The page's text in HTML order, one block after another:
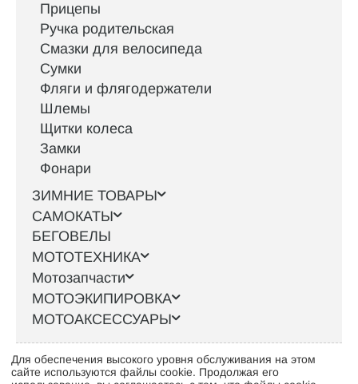
Прицепы
Ручка родительская
Смазки для велосипеда
Сумки
Фляги и флягодержатели
Шлемы
Щитки колеса
Замки
Фонари
ЗИМНИЕ ТОВАРЫ
САМОКАТЫ
БЕГОВЕЛЫ
МОТОТЕХНИКА
Мотозапчасти
МОТОЭКИПИРОВКА
МОТОАКСЕССУАРЫ
Интернет-магазин велосипедов VELO52.RU
Для обеспечения высокого уровня обслуживания на этом
сайте используются файлы cookie. Продолжая его